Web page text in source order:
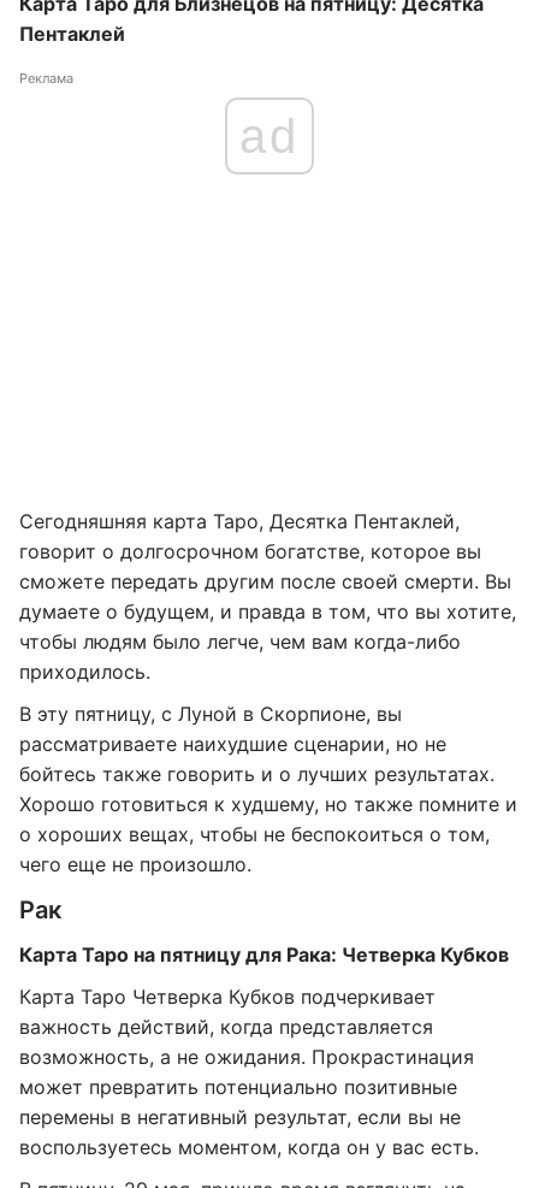
Пентаклей
Реклама
ad
Сегодняшняя карта Таро, Десятка Пентаклей,
говорит о долгосрочном богатстве, которое вы
сможете передать другим после своей смерти. Вы
думаете о будущем, и правда в том, что вы хотите,
чтобы людям было легче, чем вам когда-либо
приходилось.
В эту пятницу, с Луной в Скорпионе, вы
рассматриваете наихудшие сценарии, но не
бойтесь также говорить и о лучших результатах.
Хорошо готовиться к худшему, но также помните и
о хороших вещах, чтобы не беспокоиться о том,
чего еще не произошло.
Рак
Карта Таро на пятницу для Рака: Четверка Кубков
Карта Таро Четверка Кубков подчеркивает
важность действий, когда представляется
возможность, а не ожидания. Прокрастинация
может превратить потенциально позитивные
перемены в негативный результат, если вы не
воспользуетесь моментом, когда он у вас есть.